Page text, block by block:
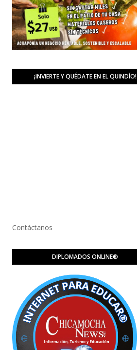
¡INVIERTE Y QUÉDATE EN EL QUINDÍO!
Contáctanos
DIPLOMADOS ONLINE®️